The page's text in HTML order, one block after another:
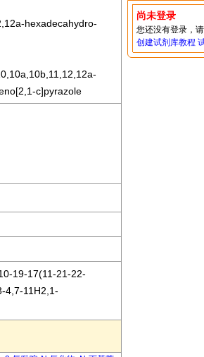
hexadecahydro-
c]pyrazole
19-17(11-21-22-
4,7-11H2,1-
尚未登录
您还没有登录，
创建试剂库教程